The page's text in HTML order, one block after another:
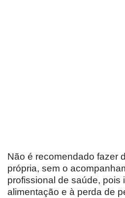
Não é recomendado fazer
própria, sem o
profissional de saúde, pois
alimentação e à perda de